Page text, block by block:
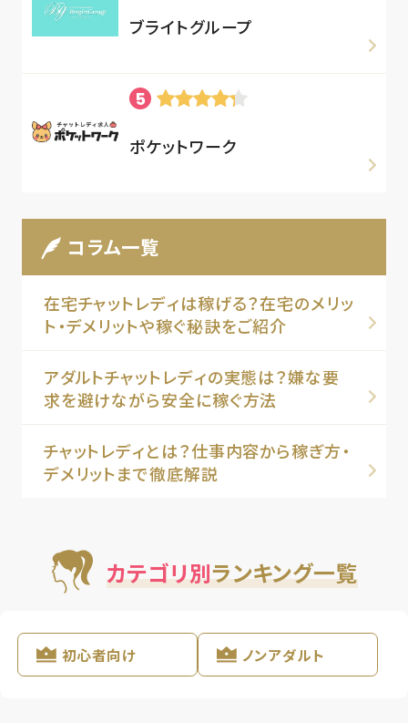
ブライトグループ
ポケットワーク
コラム一覧
在宅チャットレディは稼げる？在宅のメリッ
ト・デメリットや稼ぐ秘訣をご紹介
アダルトチャットレディの実態は？嫌な要
求を避けながら安全に稼ぐ方法
チャットレディとは？仕事内容から稼ぎ方・
デメリットまで徹底解説
カテゴリ別ランキング一覧
初心者向け ノンアダルト